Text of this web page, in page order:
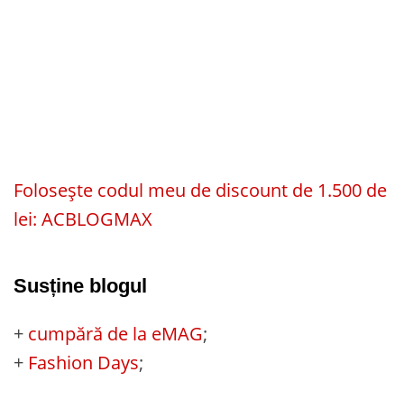
Folosește codul meu de discount de 1.500 de
lei: ACBLOGMAX
Susține blogul
+ cumpără de la eMAG;
+ Fashion Days;